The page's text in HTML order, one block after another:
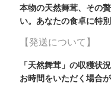
本物の天然舞茸、その
い。あなたの食卓に特
【発送について】
「天然舞茸」の収穫状
お時間をいただく場合